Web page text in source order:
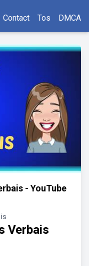
Contact Tos DMCA
- YouTube
Verbais